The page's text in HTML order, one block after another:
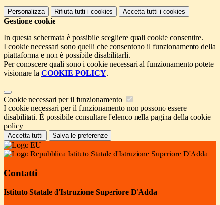
Personalizza Rifiuta tutti i cookies Accetta tutti i cookies
Gestione cookie
In questa schermata è possibile scegliere quali cookie consentire.
I cookie necessari sono quelli che consentono il funzionamento della
piattaforma e non è possibile disabilitarli.
Per conoscere quali sono i cookie necessari al funzionamento potete
visionare la COOKIE POLICY.
Cookie necessari per il funzionamento
I cookie necessari per il funzionamento non possono essere
disabilitati. È possibile consultare l'elenco nella pagina della cookie
policy.
Accetta tutti Salva le preferenze
Istituto Statale d'Istruzione Superiore D'Adda
Contatti
Istituto Statale d'Istruzione Superiore D'Adda